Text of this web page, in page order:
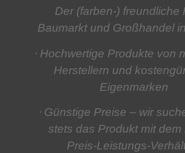
Der (farben-) freundliche
Baumarkt und Großhandel
⋅ Hochwertige Produkte von
Herstellern und
Eigenmarken
⋅ Günstige Preise – wir
stets das Produkt mit dem
Preis-Leistungs-